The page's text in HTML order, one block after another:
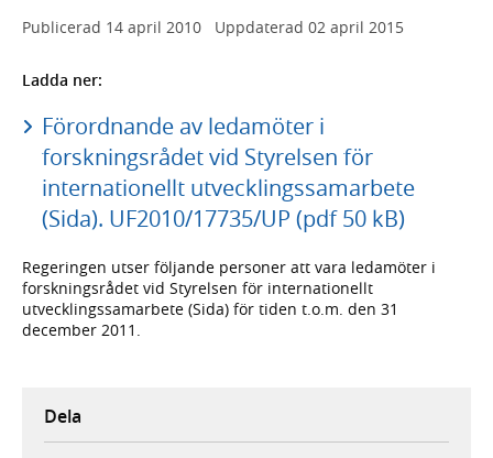
Publicerad 14 april 2010 Uppdaterad 02 april 2015
Ladda ner:
Förordnande av ledamöter i
forskningsrådet vid Styrelsen för
internationellt utvecklingssamarbete
(Sida). UF2010/17735/UP (pdf 50 kB)
Regeringen utser följande personer att vara ledamöter i
forskningsrådet vid Styrelsen för internationellt
utvecklingssamarbete (Sida) för tiden t.o.m. den 31
december 2011.
Dela